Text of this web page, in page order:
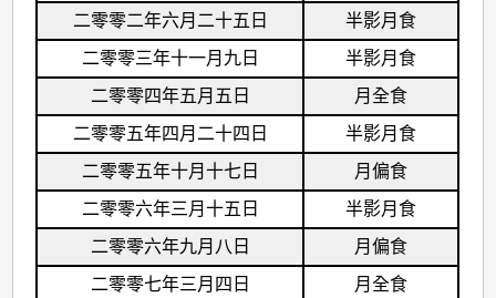
二零零二年六月二十五日
半影月食
二零零三年十一月九日
半影月食
二零零四年五月五日
月全食
二零零五年四月二十四日
半影月食
二零零五年十月十七日
月偏食
二零零六年三月十五日
半影月食
二零零六年九月八日
月偏食
二零零七年三月四日
月全食